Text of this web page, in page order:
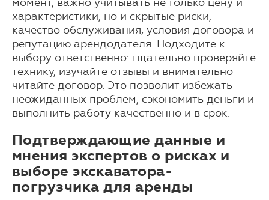
характеристики, но и скрытые риски,
качество обслуживания, условия договора и
репутацию арендодателя. Подходите к
выбору ответственно: тщательно проверяйте
технику, изучайте отзывы и внимательно
читайте договор. Это позволит избежать
неожиданных проблем, сэкономить деньги и
выполнить работу качественно и в срок.
Подтверждающие данные и
мнения экспертов о рисках и
выборе экскаватора-
погрузчика для аренды